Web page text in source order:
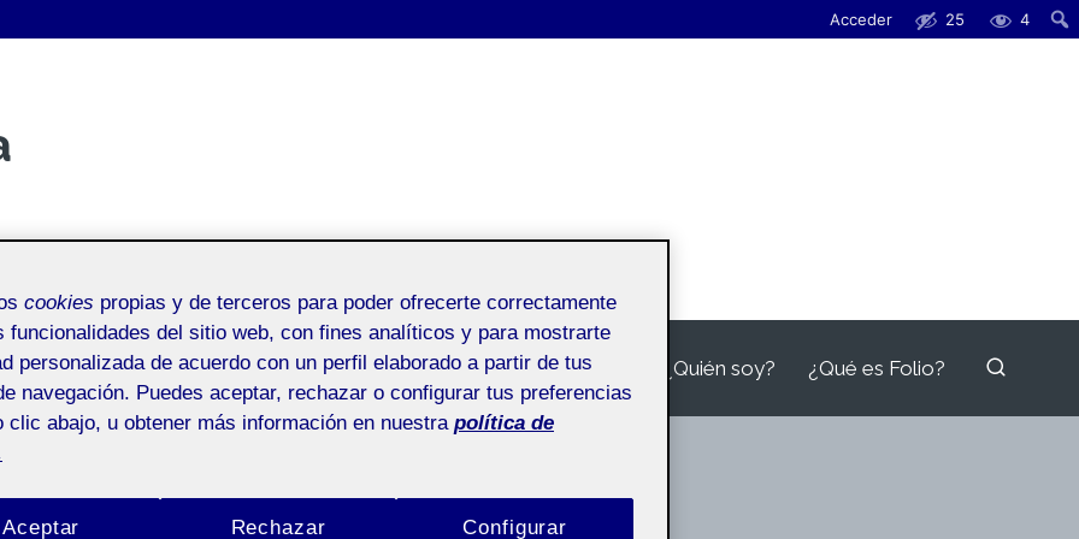
Acceder 25 4
¿Quién soy? ¿Qué es Folio?
Autor: Folio
cookies propias y de terceros para poder ofrecerte correctamente
funcionalidades del sitio web, con fines analíticos y para mostrarte
personalizada de acuerdo con un perfil elaborado a partir de tus
navegación. Puedes aceptar, rechazar o configurar tus preferencias
clic abajo, u obtener más información en nuestra política de
Rechazar
Aceptar Configurar